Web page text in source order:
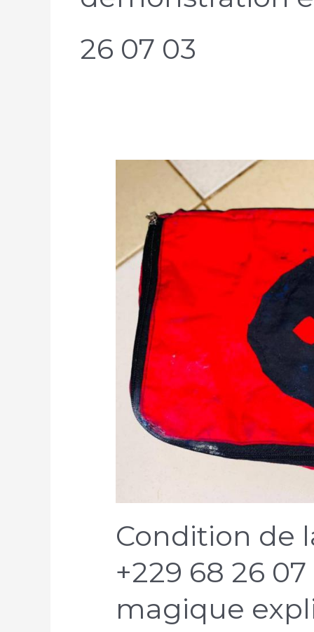
26 07 03
Condition de
+229 68 26 07
magique